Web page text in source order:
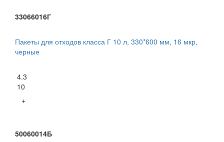
33066016Г
Пакеты для отходов класса Г 10 л, 330*600 мм, 16 мкр,
черные
4.3
10
+
50060014Б